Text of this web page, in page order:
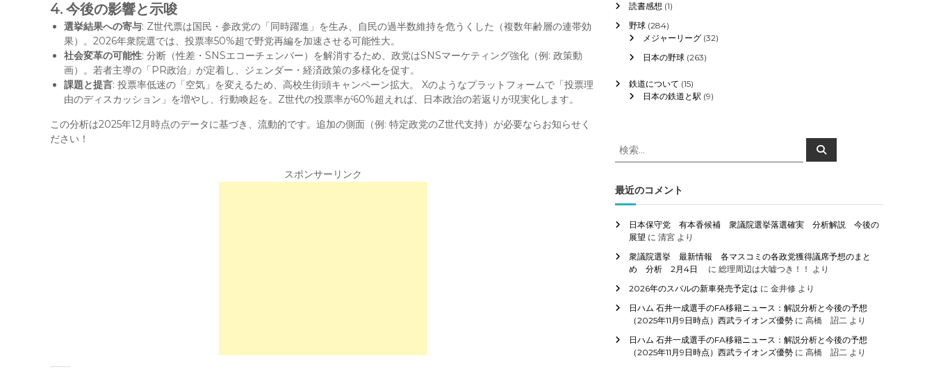
4. 今後の影響と示唆
選挙結果への寄与: Z世代票は国民・参政党の「同時躍進」を生み、自民の過半数維持を危うくした（複数年齢層の連帯効
果）。2026年衆院選では、投票率50%超で野党再編を加速させる可能性大。
社会変革の可能性: 分断（性差・SNSエコーチェンバー）を解消するため、政党はSNSマーケティング強化（例: 政策動
画）。若者主導の「PR政治」が定着し、ジェンダー・経済政策の多様化を促す。
課題と提言: 投票率低迷の「空気」を変えるため、高校生街頭キャンペーン拡大。 Xのようなプラットフォームで「投票理
由のディスカッション」を増やし、行動喚起を。Z世代の投票率が60%超えれば、日本政治の若返りが現実化します。
この分析は2025年12月時点のデータに基づき、流動的です。追加の側面（例: 特定政党のZ世代支持）が必要ならお知らせく
ださい！
スポンサーリンク
読書感想 (1)
野球 (284)
メジャーリーグ (32)
日本の野球 (263)
鉄道について (15)
日本の鉄道と駅 (9)
検
索
象
:
検
索
最近のコメント
日本保守党 有本香候補 衆議院選挙落選確実 分析解説 今後の
展望 に清宮 より
衆議院選挙 最新情報 各マスコミの各政党獲得議席予想のまと
め 分析 2月4日
に総理周辺は大嘘つき！！ より
2026年のスバルの新車発売予定は に金井修 より
日ハム 石井一成選手のFA移籍ニュース：解説分析と今後の予想
（2025年11月9日時点）西武ライオンズ優勢 に高橋 詔二 より
日ハム 石井一成選手のFA移籍ニュース：解説分析と今後の予想
（2025年11月9日時点）西武ライオンズ優勢 に高橋 詔二 より